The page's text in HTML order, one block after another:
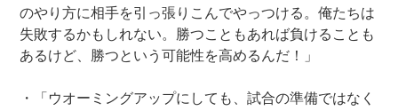
のやり方に相手を引っ張りこんでやっつける。俺たちは
失敗するかもしれない。勝つこともあれば負けることも
あるけど、勝つという可能性を高めるんだ！」
・「ウオーミングアップにしても、試合の準備ではなく